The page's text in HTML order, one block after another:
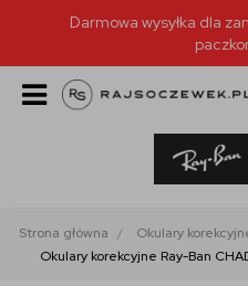
Darmowa wysyłka dla
Strona główna Okulary
Okulary korekcyjne Ray-Ban